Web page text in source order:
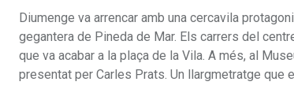
Diumenge va arrencar amb una cercavila
gegantera de Pineda de Mar. Els carrers del
que va acabar a la plaça de la Vila. A més, al
presentat per Carles Prats. Un llargmetratge que